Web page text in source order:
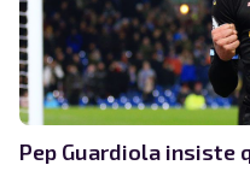
Pep Guardiola insiste